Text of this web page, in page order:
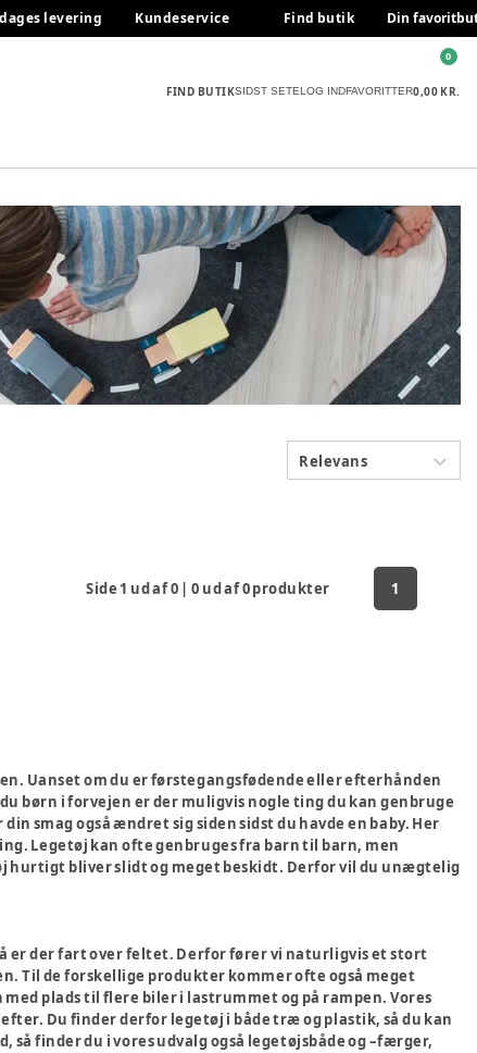
levering Kundeservice Find butik Din
FIND BUTIKSIDST SETELOG INDFAVORITTER0,00 KR.
0
Relevans
Side 1 ud af0 |0 ud af0produkter 1
Uanset om du er førstegangsfødende eller efterhånden
børn i forvejen er der muligvis nogle ting du kan genbruge
smag også ændret sig siden sidst du havde en baby. Her
Legetøj kan ofte genbruges fra barn til barn, men
hurtigt bliver slidt og meget beskidt. Derfor vil du unægtelig
er der fart over feltet. Derfor fører vi naturligvis et stort
Til de forskellige produkter kommer ofte også meget
plads til flere biler i lastrummet og på rampen. Vores
Du finder derfor legetøj i både træ og plastik, så du kan
finder du i vores udvalg også legetøjsbåde og –færger,